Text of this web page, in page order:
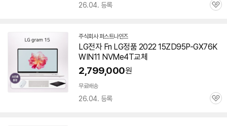
26.04. 등록
관
주식회사 퍼스트나인즈네
이
버
페
이
LG전자 Fn LG정품 2022 15ZD95P-GX76K
WIN11 NVMe4T교체
2,799,000원
무료배송
26.04. 등록
관